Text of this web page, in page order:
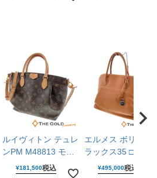
ルイヴィトン テュレ
ンPM M48813 モノ
グラム キャンバス
ブラウン 2WAY 斜め
¥181,500税込
エルメス ボリード
ラックス35 □P刻印
2012年 ライトブラ
ウン ヴォー・シッ
¥495,000税込